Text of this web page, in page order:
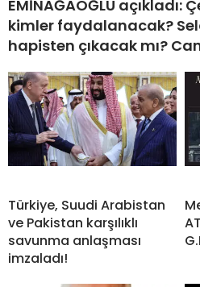
EMİNAĞAOĞLU açıkladı:
kimler faydalanacak?
hapisten çıkacak mı?
Türkiye, Suudi Arabistan
ve Pakistan karşılıklı
savunma anlaşması
imzaladı!